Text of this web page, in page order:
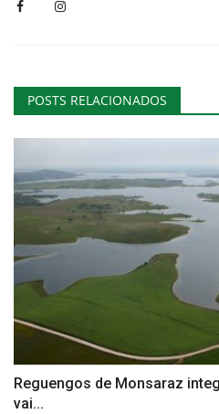
POSTS RELACIONADOS
Reguengos de Monsaraz
vai...